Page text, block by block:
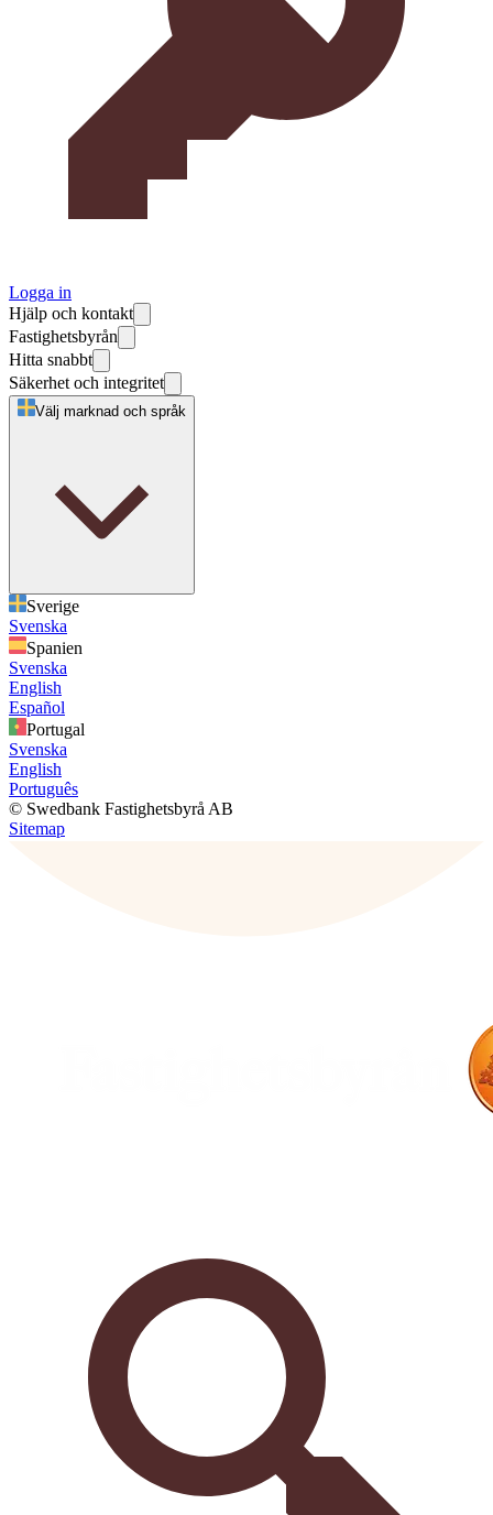
Logga in
Hjälp och kontakt
Fastighetsbyrån
Hitta snabbt
Säkerhet och integritet
Välj marknad och språk
Sverige
Svenska
Spanien
Svenska
English
Español
Portugal
Svenska
English
Português
© Swedbank Fastighetsbyrå AB
Sitemap